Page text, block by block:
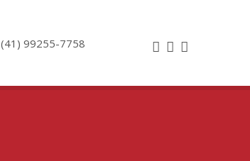
(41) 99255-7758